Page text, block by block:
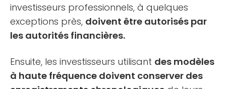
investisseurs professionnels, à quelques
exceptions près, doivent être autorisés par
les autorités financières.
Ensuite, les investisseurs utilisant des modèles
à haute fréquence doivent conserver des